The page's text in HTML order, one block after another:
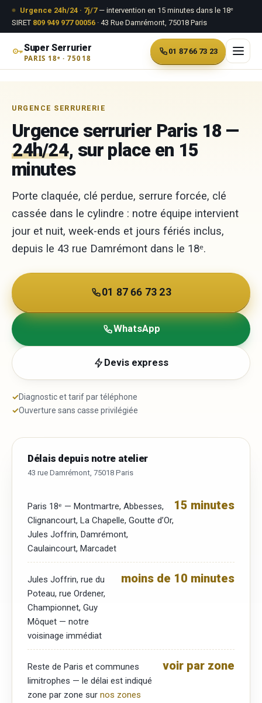
Aller au contenu
Urgence 24h/24 · 7j/7— intervention en 15 minutes dans le 18ᵉ
SIRET 809 949 977 00056 · 43 Rue Damrémont, 75018 Paris
Super Serrurier
PARIS 18ᵉ · 75018
01 87 66 73 23
URGENCE SERRURERIE
Urgence serrurier Paris 18 —
24h/24, sur place en 15
minutes
Porte claquée, clé perdue, serrure forcée, clé
cassée dans le cylindre : notre équipe intervient
jour et nuit, week-ends et jours fériés inclus,
depuis le 43 rue Damrémont dans le 18ᵉ.
01 87 66 73 23
WhatsApp
Devis express
✓Diagnostic et tarif par téléphone
✓Ouverture sans casse privilégiée
Délais depuis notre atelier
43 rue Damrémont, 75018 Paris
Paris 18ᵉ — Montmartre, Abbesses,
Clignancourt, La Chapelle, Goutte d’Or,
Jules Joffrin, Damrémont,
Caulaincourt, Marcadet
15 minutes
Jules Joffrin, rue du
Poteau, rue Ordener,
Championnet, Guy
Môquet — notre
voisinage immédiat
moins de 10 minutes
Reste de Paris et communes
limitrophes — le délai est indiqué
zone par zone sur nos zones
voir par zone